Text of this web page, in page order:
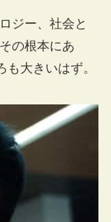
ジー、社会と
の根本にあ
も大きいはず。